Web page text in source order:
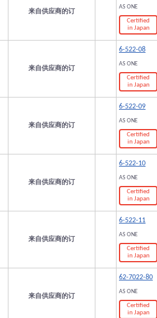
来自供应商的订
AS ONE
Certified
in Japan
来自供应商的订
6-522-08
AS ONE
Certified
in Japan
来自供应商的订
6-522-09
AS ONE
Certified
in Japan
来自供应商的订
6-522-10
AS ONE
Certified
in Japan
来自供应商的订
6-522-11
AS ONE
Certified
in Japan
来自供应商的订
62-7022-80
AS ONE
Certified
in Japan